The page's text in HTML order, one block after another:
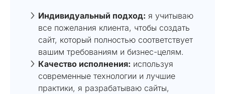
Индивидуальный подход: я учитываю
все пожелания клиента, чтобы создать
сайт, который полностью соответствует
вашим требованиям и бизнес-целям.
Качество исполнения: используя
современные технологии и лучшие
практики, я разрабатываю сайты,